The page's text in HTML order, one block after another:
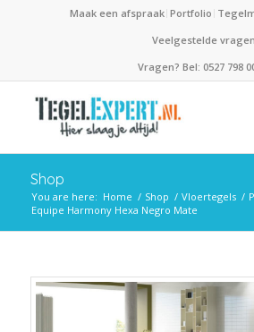
Maak een afspraak Portfolio
Veelgestelde vragen
Vragen? Bel: 0527 798
Shop
You are here: Home / Shop / Vloertegels /
Equipe Harmony Hexa Negro Mate